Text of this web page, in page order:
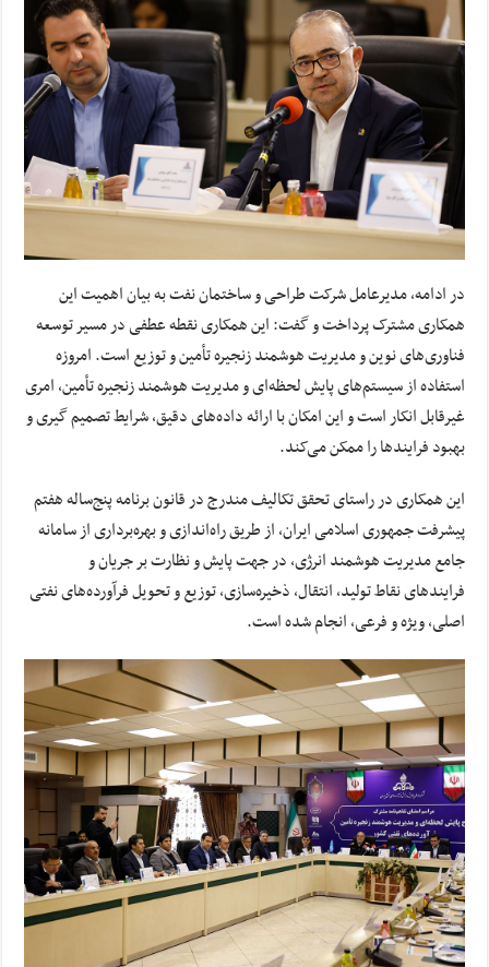
در ادامه، مدیرعامل شرکت طراحی و ساختمان نفت به بیان اهمیت این
همکاری مشترک پرداخت و گفت: این همکاری نقطه عطفی در مسیر توسعه
فناوری‌های نوین و مدیریت هوشمند زنجیره تأمین و توزیع است. امروزه
استفاده از سیستم‌های پایش لحظه‌ای و مدیریت هوشمند زنجیره تأمین، امری
غیرقابل انکار است و این امکان با ارائه داده‌های دقیق، شرایط تصمیم گیری و
بهبود فرایندها را ممکن می‌کند.
این همکاری در راستای تحقق تکالیف مندرج در قانون برنامه پنج‌ساله هفتم
پیشرفت جمهوری اسلامی ایران، از طریق راه‌اندازی و بهره‌برداری از سامانه
جامع مدیریت هوشمند انرژی، در جهت پایش و نظارت بر جریان و
فرایندهای نقاط تولید، انتقال، ذخیره‌سازی، توزیع و تحویل فرآورده‌های نفتی
اصلی، ویژه و فرعی، انجام شده است.